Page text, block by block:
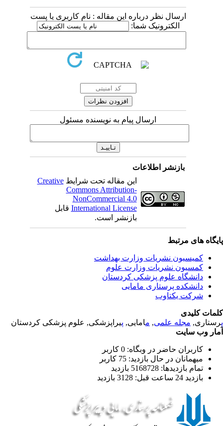
ارسال نظر درباره این مقاله : نام کاربری یا پست
الکترونیک شما:
ارسال پیام به نویسنده مسئول
بازنشر اطلاعات
این مقاله تحت شرایطCreative
Commons Attribution-
NonCommercial 4.0
International Licenseقابل
بازنشر است.
های مرتبط
کمیسیون نشریات وزارت بهداشت
کمسیون نشریات وزارت علوم
دانشگاه علوم پزشکی کردستان
دانشکده پرستاری مامایی
شرکت یکتاوب
کلیدی
مجله علمی, م امایی, پیراپزشکی, علوم پزشکی کردستان
وب سایت
کاربران حاضر در وبگاه: 0 کاربر
میهمانان در حال بازدید: 75 کاربر
تمام بازدید‌ها: 5168728 بازدید
بازدید 24 ساعت قبل: 3128 بازدید